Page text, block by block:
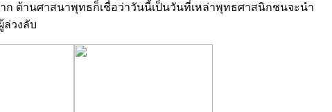
ด้านศาสนาพุทธก็เชื่อว่าวันนี้เป็นวันที่เหล่าพุทธศาสนิกชนจะนำ
วงลับ